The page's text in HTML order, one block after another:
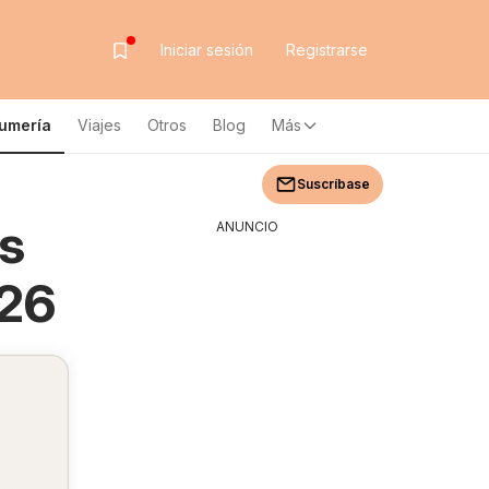
Iniciar sesión Registrarse
Viajes Otros Blog Más
Suscríbase
ANUNCIO